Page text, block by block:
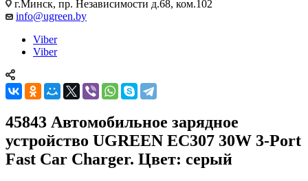
г.Минск, пр. Независимости д.68, ком.102
info@ugreen.by
Viber
Viber
45843 Автомобильное зарядное
устройство UGREEN EC307 30W 3-Port
Fast Car Charger. Цвет: серый